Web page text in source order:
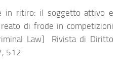
in ritiro: il soggetto attivo e
di frode in competizioni
Law] Rivista di Diritto
512